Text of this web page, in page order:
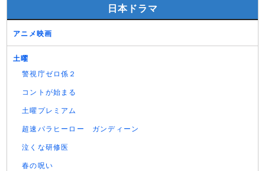
日本ドラマ
アニメ映画
土曜
警視庁ゼロ係２
コントが始まる
土曜プレミアム
超速パラヒーロー ガンディーン
泣くな研修医
春の呪い